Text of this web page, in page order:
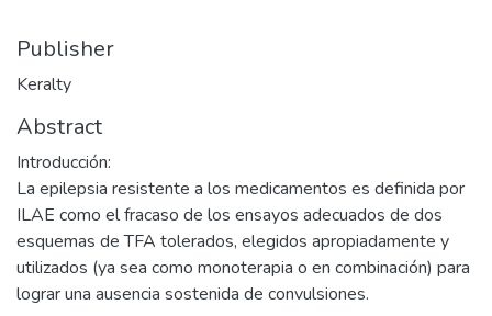
Publisher
Keralty
Abstract
Introducción:
La epilepsia resistente a los medicamentos es definida por
ILAE como el fracaso de los ensayos adecuados de dos
esquemas de TFA tolerados, elegidos apropiadamente y
utilizados (ya sea como monoterapia o en combinación) para
lograr una ausencia sostenida de convulsiones.